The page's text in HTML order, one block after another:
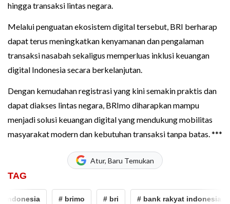
hingga transaksi lintas negara.
Melalui penguatan ekosistem digital tersebut, BRI berharap
dapat terus meningkatkan kenyamanan dan pengalaman
transaksi nasabah sekaligus memperluas inklusi keuangan
digital Indonesia secara berkelanjutan.
Dengan kemudahan registrasi yang kini semakin praktis dan
dapat diakses lintas negara, BRImo diharapkan mampu
menjadi solusi keuangan digital yang mendukung mobilitas
masyarakat modern dan kebutuhan transaksi tanpa batas. ***
Atur, Baru Temukan
TAG
# brimo # bri # bank rakyat indonesia